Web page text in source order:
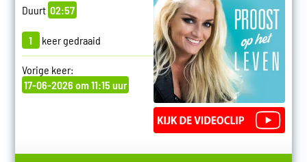
Duurt 02:57
1 keer gedraaid
Vorige keer:
17-06-2026 om 11:15 uur